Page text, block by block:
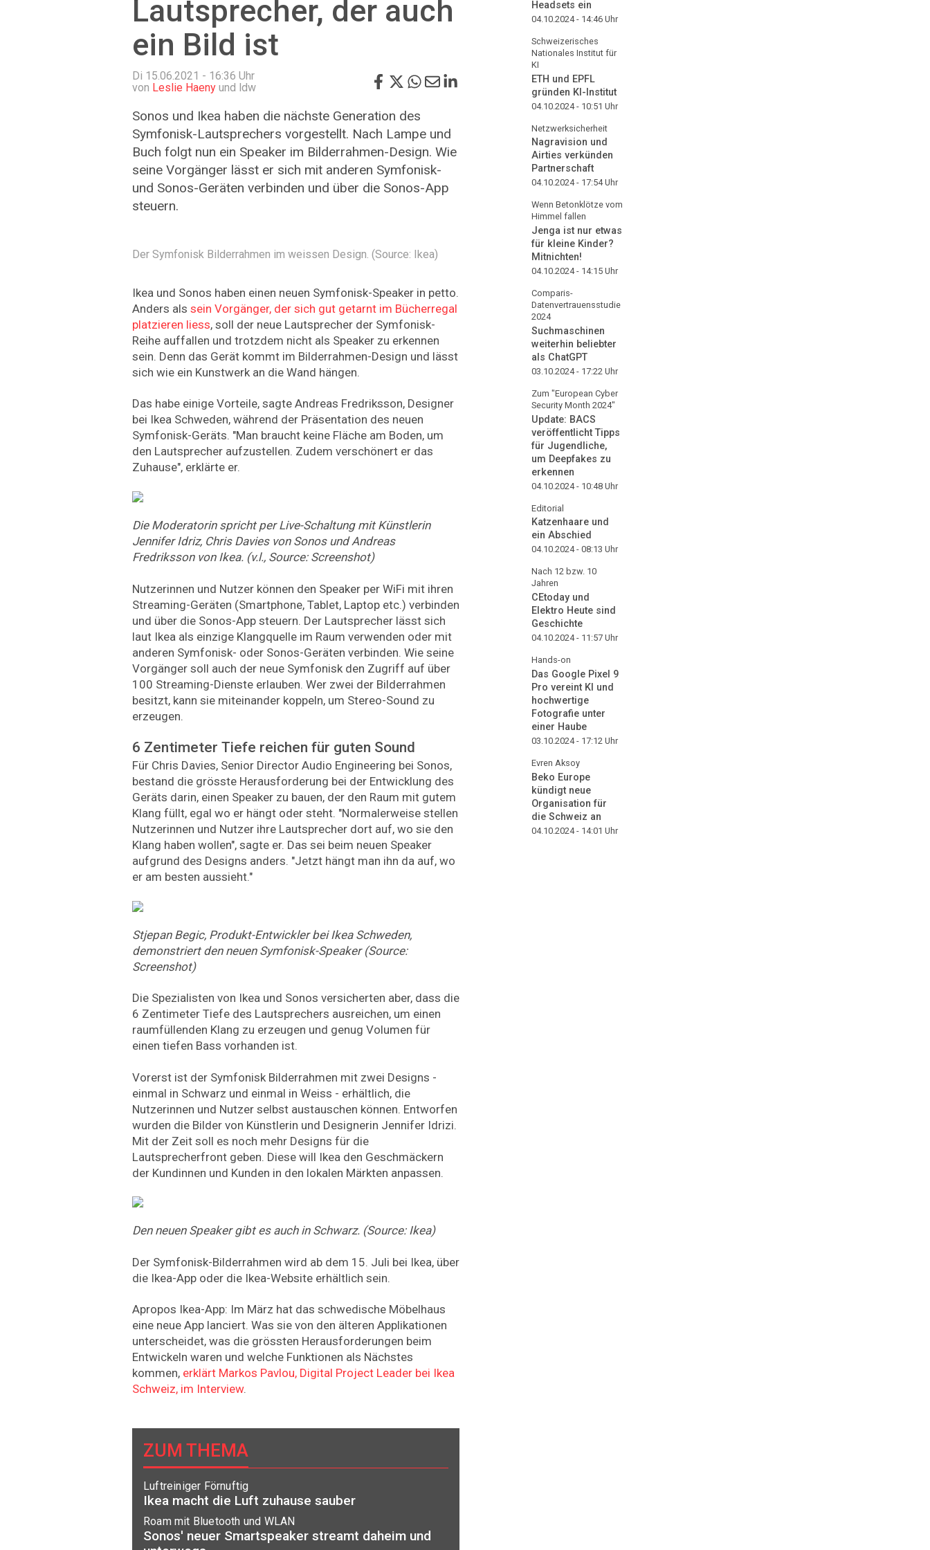
Lautsprecher, der auch
ein Bild ist
Di 15.06.2021 - 16:36 Uhr
von Leslie Haeny und ldw
Sonos und Ikea haben die nächste Generation des
Symfonisk-Lautsprechers vorgestellt. Nach Lampe und
Buch folgt nun ein Speaker im Bilderrahmen-Design. Wie
seine Vorgänger lässt er sich mit anderen Symfonisk-
und Sonos-Geräten verbinden und über die Sonos-App
steuern.
Der Symfonisk Bilderrahmen im weissen Design. (Source: Ikea)
Ikea und Sonos haben einen neuen Symfonisk-Speaker in petto.
Anders als sein Vorgänger, der sich gut getarnt im Bücherregal
platzieren liess, soll der neue Lautsprecher der Symfonisk-
Reihe auffallen und trotzdem nicht als Speaker zu erkennen
sein. Denn das Gerät kommt im Bilderrahmen-Design und lässt
sich wie ein Kunstwerk an die Wand hängen.
Das habe einige Vorteile, sagte Andreas Fredriksson, Designer
bei Ikea Schweden, während der Präsentation des neuen
Symfonisk-Geräts. "Man braucht keine Fläche am Boden, um
den Lautsprecher aufzustellen. Zudem verschönert er das
Zuhause", erklärte er.
Die Moderatorin spricht per Live-Schaltung mit Künstlerin
Jennifer Idriz, Chris Davies von Sonos und Andreas
Fredriksson von Ikea. (v.l., Source: Screenshot)
Nutzerinnen und Nutzer können den Speaker per WiFi mit ihren
Streaming-Geräten (Smartphone, Tablet, Laptop etc.) verbinden
und über die Sonos-App steuern. Der Lautsprecher lässt sich
laut Ikea als einzige Klangquelle im Raum verwenden oder mit
anderen Symfonisk- oder Sonos-Geräten verbinden. Wie seine
Vorgänger soll auch der neue Symfonisk den Zugriff auf über
100 Streaming-Dienste erlauben. Wer zwei der Bilderrahmen
besitzt, kann sie miteinander koppeln, um Stereo-Sound zu
erzeugen.
6 Zentimeter Tiefe reichen für guten Sound
Für Chris Davies, Senior Director Audio Engineering bei Sonos,
bestand die grösste Herausforderung bei der Entwicklung des
Geräts darin, einen Speaker zu bauen, der den Raum mit gutem
Klang füllt, egal wo er hängt oder steht. "Normalerweise stellen
Nutzerinnen und Nutzer ihre Lautsprecher dort auf, wo sie den
Klang haben wollen", sagte er. Das sei beim neuen Speaker
aufgrund des Designs anders. "Jetzt hängt man ihn da auf, wo
er am besten aussieht."
Stjepan Begic, Produkt-Entwickler bei Ikea Schweden,
demonstriert den neuen Symfonisk-Speaker (Source:
Screenshot)
Die Spezialisten von Ikea und Sonos versicherten aber, dass die
6 Zentimeter Tiefe des Lautsprechers ausreichen, um einen
raumfüllenden Klang zu erzeugen und genug Volumen für
einen tiefen Bass vorhanden ist.
Vorerst ist der Symfonisk Bilderrahmen mit zwei Designs -
einmal in Schwarz und einmal in Weiss - erhältlich, die
Nutzerinnen und Nutzer selbst austauschen können. Entworfen
wurden die Bilder von Künstlerin und Designerin Jennifer Idrizi.
Mit der Zeit soll es noch mehr Designs für die
Lautsprecherfront geben. Diese will Ikea den Geschmäckern
der Kundinnen und Kunden in den lokalen Märkten anpassen.
Den neuen Speaker gibt es auch in Schwarz. (Source: Ikea)
Der Symfonisk-Bilderrahmen wird ab dem 15. Juli bei Ikea, über
die Ikea-App oder die Ikea-Website erhältlich sein.
Apropos Ikea-App: Im März hat das schwedische Möbelhaus
eine neue App lanciert. Was sie von den älteren Applikationen
unterscheidet, was die grössten Herausforderungen beim
Entwickeln waren und welche Funktionen als Nächstes
kommen, erklärt Markos Pavlou, Digital Project Leader bei Ikea
Schweiz, im Interview.
ZUM THEMA
Luftreiniger Förnuftig
Ikea macht die Luft zuhause sauber
Roam mit Bluetooth und WLAN
Sonos' neuer Smartspeaker streamt daheim und
Headsets ein
04.10.2024 - 14:46 Uhr
Schweizerisches
Nationales Institut für
KI
ETH und EPFL
gründen KI-Institut
04.10.2024 - 10:51 Uhr
Netzwerksicherheit
Nagravision und
Airties verkünden
Partnerschaft
04.10.2024 - 17:54Uhr
Wenn Betonklötze vom
Himmel fallen
Jenga ist nur etwas
für kleine Kinder?
Mitnichten!
04.10.2024 - 14:15 Uhr
Comparis-
Datenvertrauensstudie
2024
Suchmaschinen
weiterhin beliebter
als ChatGPT
03.10.2024 - 17:22 Uhr
Zum "European Cyber
Security Month 2024"
Update: BACS
veröffentlicht Tipps
für Jugendliche,
um Deepfakes zu
erkennen
04.10.2024 - 10:48 Uhr
Editorial
Katzenhaare und
ein Abschied
04.10.2024 - 08:13 Uhr
Nach 12 bzw. 10
Jahren
CEtoday und
Elektro Heute sind
Geschichte
04.10.2024 - 11:57 Uhr
Hands-on
Das Google Pixel 9
Pro vereint KI und
hochwertige
Fotografie unter
einer Haube
03.10.2024 - 17:12 Uhr
Evren Aksoy
Beko Europe
kündigt neue
Organisation für
die Schweiz an
04.10.2024 - 14:01 Uhr